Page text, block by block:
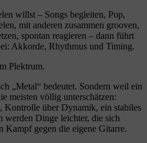
willst – Songs begleiten, Pop,
mit anderen zusammen grooven,
spontan reagieren – dann führt
Akkorde, Rhythmus und Timing.
Plektrum.
„Metal“ bedeutet. Sondern weil ein
meisten völlig unterschätzen:
Kontrolle über Dynamik, ein stabiles
werden Dinge leichter, die sich
Kampf gegen die eigene Gitarre.